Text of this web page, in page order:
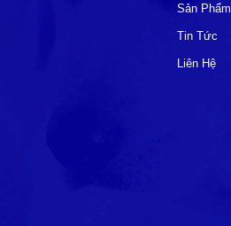
Sản Phẩm
Tin Tức
Liên Hệ